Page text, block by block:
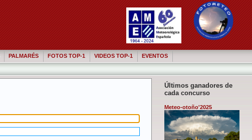
PALMARÉS FOTOS TOP-1 VIDEOS TOP-1 EVENTOS
Últimos ganadores de
cada concurso
Meteo-otoño'2025